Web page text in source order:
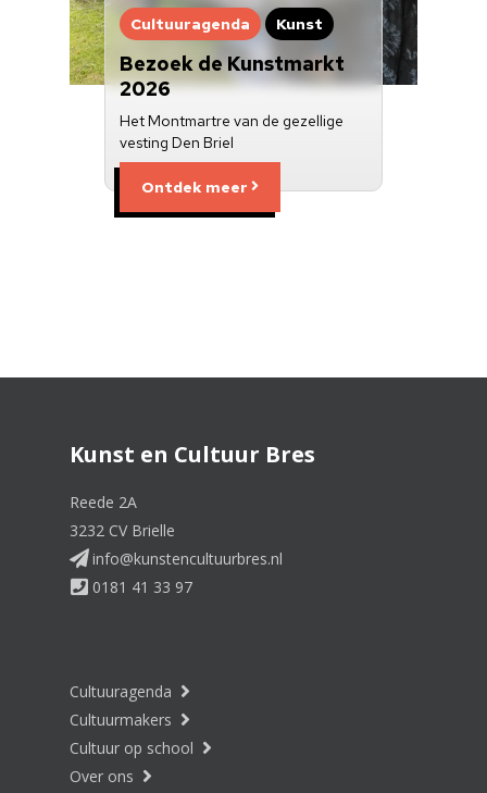
Cultuuragenda Kunst
Bezoek de Kunstmarkt
2026
Het Montmartre van de gezellige
vesting Den Briel
Ontdek meer
Kunst en Cultuur Bres
Reede 2A
3232 CV Brielle
info@kunstencultuurbres.nl
0181 41 33 97
Cultuuragenda
Cultuurmakers
Cultuur op school
Over ons